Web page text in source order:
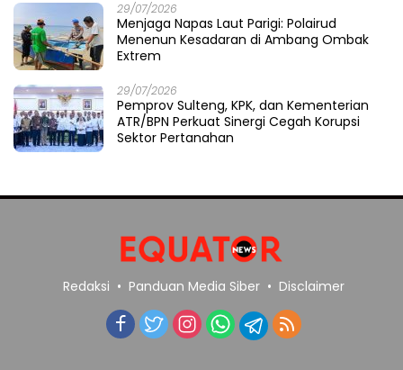
29/07/2026
​Menjaga Napas Laut Parigi: Polairud
Menenun Kesadaran di Ambang Ombak
Extrem
29/07/2026
Pemprov Sulteng, KPK, dan Kementerian
ATR/BPN Perkuat Sinergi Cegah Korupsi
Sektor Pertanahan
Redaksi Panduan Media Siber Disclaimer